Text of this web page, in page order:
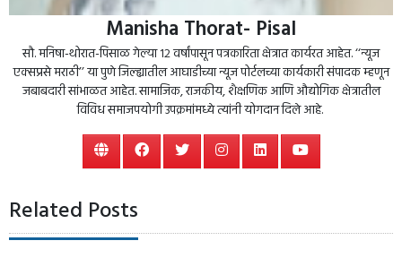
Manisha Thorat- Pisal
सौ. मनिषा-थोरात-पिसाळ गेल्या १२ वर्षांपासून पत्रकारिता क्षेत्रात कार्यरत आहेत. ‘‘न्यूज
एक्सप्रसे मराठी’’ या पुणे जिल्ह्यातील आघाडीच्या न्यूज पोर्टलच्या कार्यकारी संपादक म्हणून
जबाबदारी सांभाळत आहेत. सामाजिक, राजकीय, शैक्षणिक आणि औद्योगिक क्षेत्रातील
विविध समाजपयोगी उपक्रमांमध्ये त्यांनी योगदान दिले आहे.
Related Posts